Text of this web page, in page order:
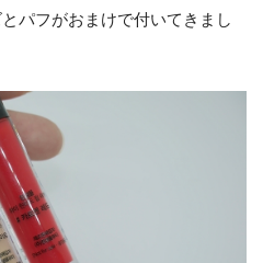
パフがおまけで付いてきまし